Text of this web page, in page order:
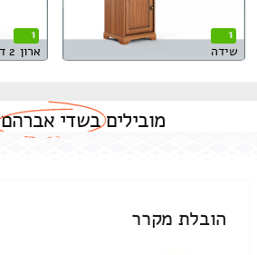
1
שידה
1
ארון 2 דלתות
מוביליםבשדי אברהם
הובלת מקרר